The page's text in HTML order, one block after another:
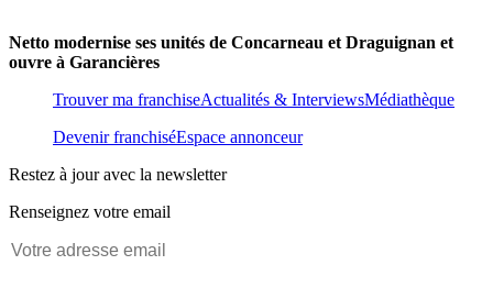
Netto modernise ses unités de Concarneau et Draguignan et
ouvre à Garancières
Trouver ma franchiseActualités & InterviewsMédiathèque
Devenir franchiséEspace annonceur
Restez à jour avec la newsletter
Renseignez votre email